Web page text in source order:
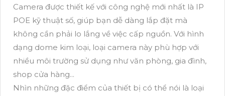
Camera được thiết kế với công nghệ mới nhất là IP
POE kỹ thuật số, giúp bạn dễ dàng lắp đặt mà
không cần phải lo lắng về việc cấp nguồn. Với hình
dạng dome kim loại, loại camera này phù hợp với
nhiều môi trường sử dụng như văn phòng, gia đình,
shop cửa hàng...
Nhìn những đặc điểm của thiết bị có thể nói là loại